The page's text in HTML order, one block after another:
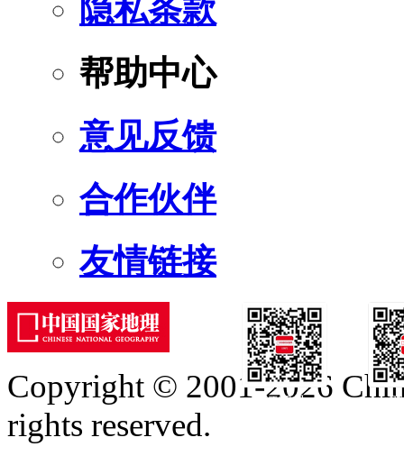
隐私条款
帮助中心
意见反馈
合作伙伴
友情链接
订阅号
Copyright © 2001-2026
rights reserved.